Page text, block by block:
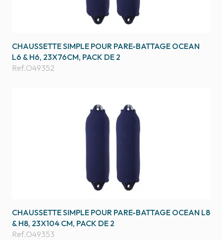
CHAUSSETTE SIMPLE POUR PARE-BATTAGE OCEAN
L6 & H6, 23X76CM, PACK DE 2
Ref.O49352
CHAUSSETTE SIMPLE POUR PARE-BATTAGE OCEAN L8
& H8, 23X104 CM, PACK DE 2
Ref.O49353